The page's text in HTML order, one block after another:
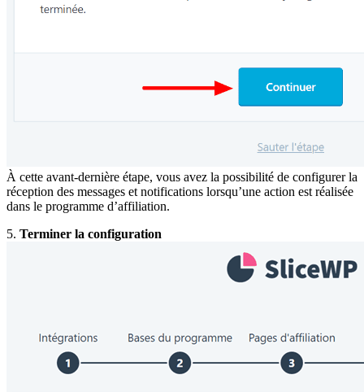
À cette avant-dernière étape, vous avez la possibilité de configurer la
réception des messages et notifications lorsqu’une action est réalisée
dans le programme d’affiliation.
5. Terminer la configuration